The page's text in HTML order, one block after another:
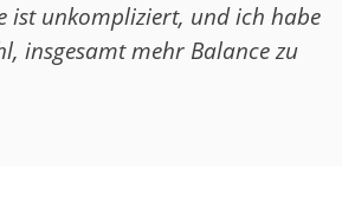
ist unkompliziert, und ich habe
insgesamt mehr Balance zu